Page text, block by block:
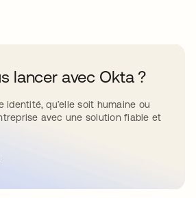
lancer avec Okta ?
identité, qu’elle soit humaine ou
avec une solution fiable et
dans un nouvel onglet